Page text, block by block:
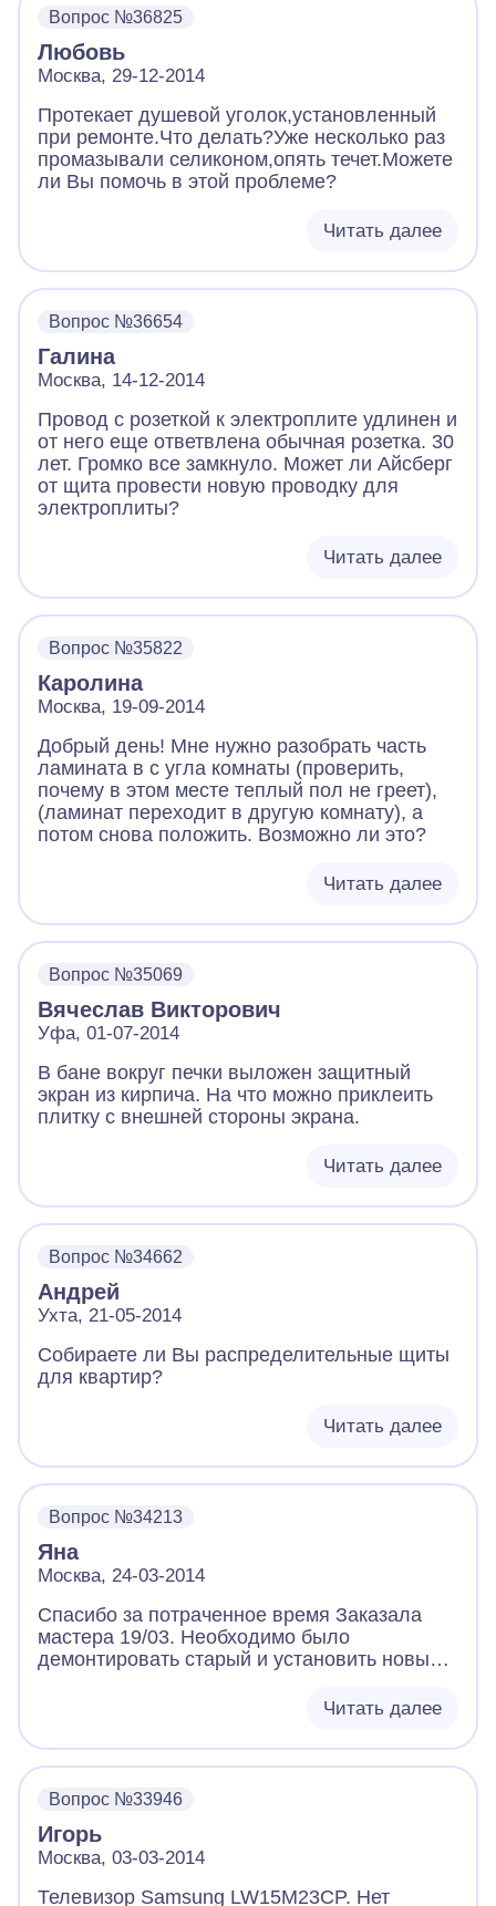
Вопрос №36825
Любовь
Москва, 29-12-2014
Протекает душевой уголок,установленный
при ремонте.Что делать?Уже несколько раз
промазывали селиконом,опять течет.Можете
ли Вы помочь в этой проблеме?
Читать далее
Вопрос №36654
Галина
Москва, 14-12-2014
Провод с розеткой к электроплите удлинен и
от него еще ответвлена обычная розетка. 30
лет. Громко все замкнуло. Может ли Айсберг
от щита провести новую проводку для
электроплиты?
Читать далее
Вопрос №35822
Каролина
Москва, 19-09-2014
Добрый день! Мне нужно разобрать часть
ламината в с угла комнаты (проверить,
почему в этом месте теплый пол не греет),
(ламинат переходит в другую комнату), а
потом снова положить. Возможно ли это?
Читать далее
Вопрос №35069
Вячеслав Викторович
Уфа, 01-07-2014
В бане вокруг печки выложен защитный
экран из кирпича. На что можно приклеить
плитку с внешней стороны экрана.
Читать далее
Вопрос №34662
Андрей
Ухта, 21-05-2014
Собираете ли Вы распределительные щиты
для квартир?
Читать далее
Вопрос №34213
Яна
Москва, 24-03-2014
Спасибо за потраченное время Заказала
мастера 19/03. Необходимо было
демонтировать старый и установить новый
мастер, в разговоре с ним, я уточнила есть
потолки очень высокие, а своей стремянки у
нас нет. На что мастер сказал, что у него
стремянки нет, но он передаст мой заказ
другому мастеру со стремянкой. 23/03 никто
так и не связался со мной, звоню сама, мне
сообщают что мне подскажет по моему
Читать далее
Вопрос №33946
Игорь
Москва, 03-03-2014
Телевизор Samsung LW15M23CP. Нет